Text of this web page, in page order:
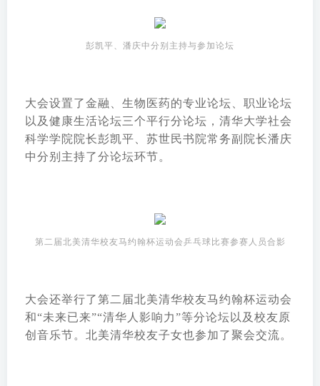
彭凯平、潘庆中分别主持与参加论坛
大会设置了金融、生物医药的专业论坛、职业论坛
以及健康生活论坛三个平行分论坛，清华大学社会
科学学院院长彭凯平、苏世民书院常务副院长潘庆
中分别主持了分论坛环节。
第二届北美清华校友马约翰杯运动会乒乓球比赛参赛人员合影
大会还举行了第二届北美清华校友马约翰杯运动会
和“未来已来”“清华人影响力”等分论坛以及校友原
创音乐节。北美清华校友子女也参加了聚会交流。